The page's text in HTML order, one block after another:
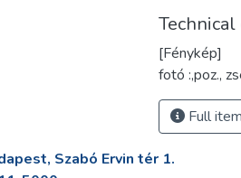
[Fénykép]
fotó :,poz.,
Full
Szabó Ervin tér 1.